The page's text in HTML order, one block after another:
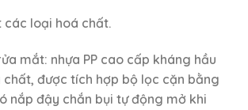
các loại hoá chất.
mắt: nhựa PP cao cấp kháng hầu
được tích hợp bộ lọc cặn bằng
nắp đậy chắn bụi tự động mở khi